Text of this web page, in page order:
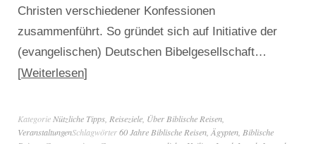
Christen verschiedener Konfessionen
zusammenführt. So gründet sich auf Initiative der
(evangelischen) Deutschen Bibelgesellschaft…
Weiterlesen
Kategorie Nützliche Tipps Reiseziele Über Biblische Reisen
VeranstaltungenSchlagwörter60 Jahre Biblische Reisen Ägypten Biblische